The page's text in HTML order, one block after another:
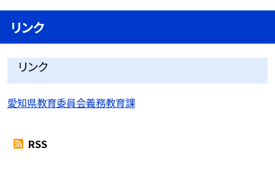
リンク
リンク
愛知県教育委員会義務教育課
RSS